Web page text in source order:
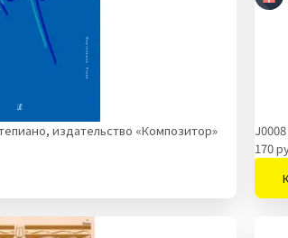
издательство «Композитор»
170